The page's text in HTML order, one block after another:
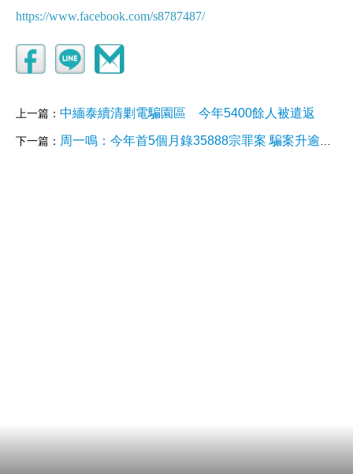
https://www.facebook.com/s8787487/
上一篇： 中緬泰續清剿電騙園區 今年5400餘人被遣返
下一篇： 周一鳴：今年首5個月錄35888宗罪案 騙案升逾8%